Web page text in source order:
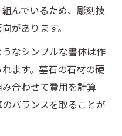
んでいるため、彫刻技
があります。
なシンプルな書体は作
ます。墓石の石材の硬
合わせて費用を計算
バランスを取ることが